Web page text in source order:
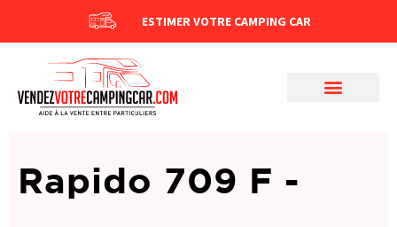
ESTIMER VOTRE CAMPING CAR
Rapido 709 F -